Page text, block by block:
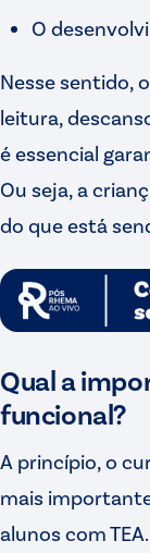
O
Nesse sentido,
leitura,
é essencial
Ou seja, a
do que está
Qual a
funcional?
A princípio, o
mais
alunos com